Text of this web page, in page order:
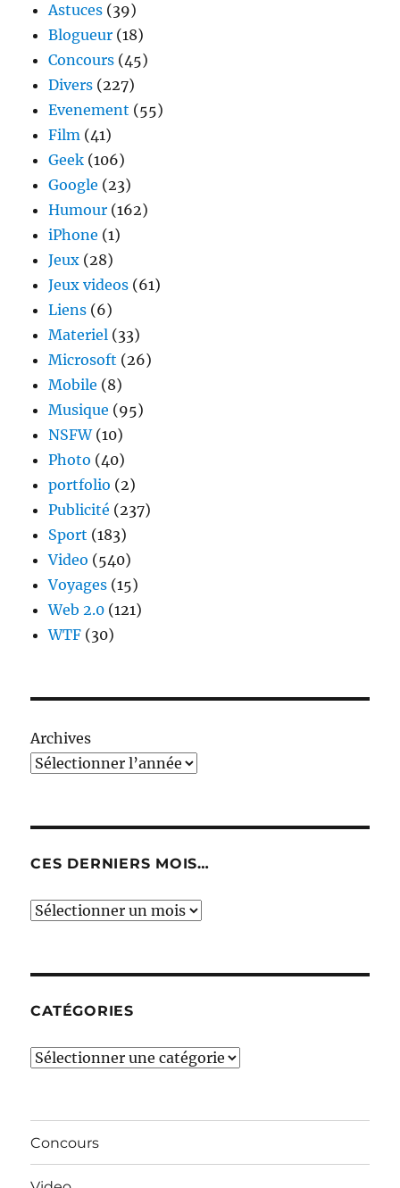
Astuces (39)
Blogueur (18)
Concours (45)
Divers (227)
Evenement (55)
Film (41)
Geek (106)
Google (23)
Humour (162)
iPhone (1)
Jeux (28)
Jeux videos (61)
Liens (6)
Materiel (33)
Microsoft (26)
Mobile (8)
Musique (95)
NSFW(10)
Photo (40)
portfolio (2)
Publicité (237)
Sport (183)
Video (540)
Voyages (15)
Web 2.0 (121)
WTF (30)
Archives
CES DERNIERS MOIS…
Ces
CATÉGORIES
Catégories
Concours